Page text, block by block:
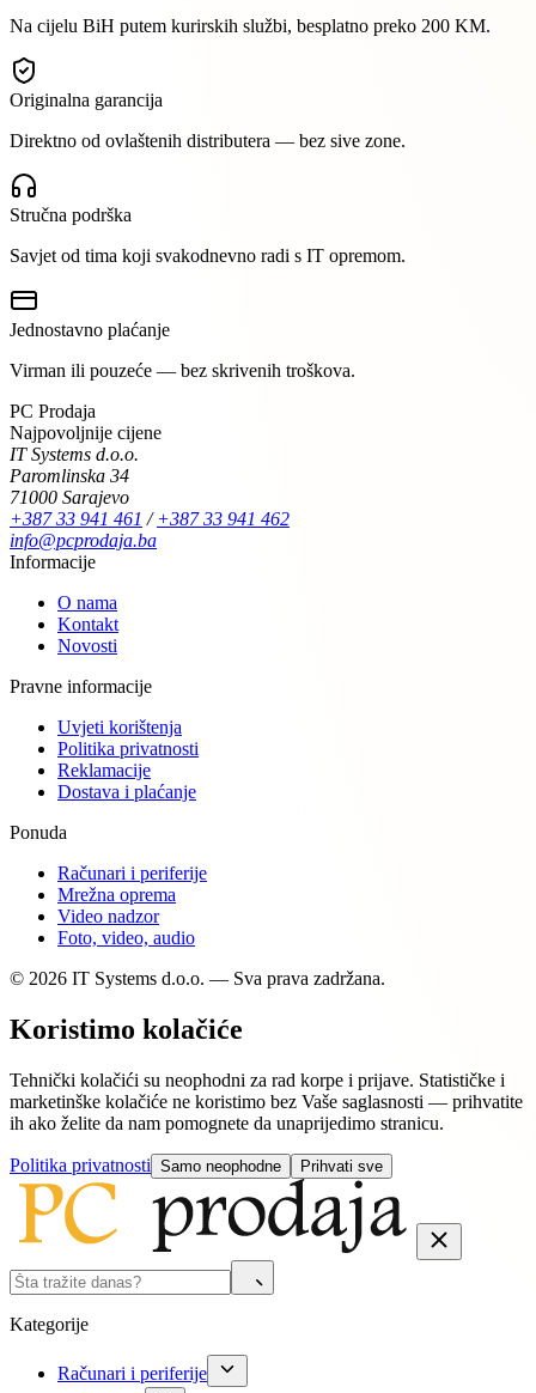
Na cijelu BiH putem kurirskih službi, besplatno preko 200 KM.
Originalna garancija
Direktno od ovlaštenih distributera — bez sive zone.
Stručna podrška
Savjet od tima koji svakodnevno radi s IT opremom.
Jednostavno plaćanje
Virman ili pouzeće — bez skrivenih troškova.
PC Prodaja
Najpovoljnije cijene
IT Systems d.o.o.
Paromlinska 34
71000 Sarajevo
+387 33 941 461 /+387 33 941 462
info@pcprodaja.ba
Informacije
O nama
Kontakt
Novosti
Pravne informacije
Uvjeti korištenja
Politika privatnosti
Reklamacije
Dostava i plaćanje
Ponuda
Računari i periferije
Mrežna oprema
Video nadzor
Foto, video, audio
© 2026 IT Systems d.o.o. — Sva prava zadržana.
Koristimo kolačiće
Tehnički kolačići su neophodni za rad korpe i prijave. Statističke i
marketinške kolačiće ne koristimo bez Vaše saglasnosti — prihvatite
ih ako želite da nam pomognete da unaprijedimo stranicu.
Politika privatnosti Samo neophodne Prihvati sve
Kategorije
Računari i periferije